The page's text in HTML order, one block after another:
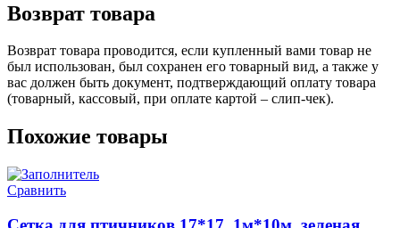
Возврат товара
Возврат товара проводится, если купленный вами товар не
был использован, был сохранен его товарный вид, а также у
вас должен быть документ, подтверждающий оплату товара
(товарный, кассовый, при оплате картой – слип-чек).
Похожие товары
Сравнить